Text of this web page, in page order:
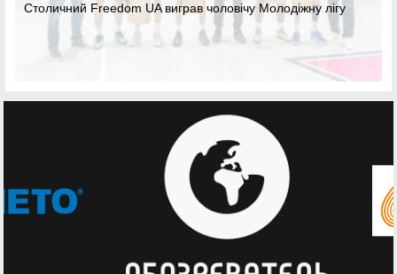
Столичний Freedom UA виграв чоловічу Молодіжну лігу